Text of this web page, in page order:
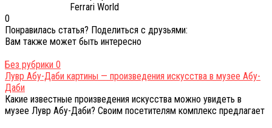
Ferrari World
0
Понравилась статья? Поделиться с друзьями:
Вам также может быть интересно
Без рубрики 0
Лувр Абу-Даби картины — произведения искусства в музее Абу-
Даби
Какие известные произведения искусства можно увидеть в
музее Лувр Абу-Даби? Своим посетителям комплекс предлагает